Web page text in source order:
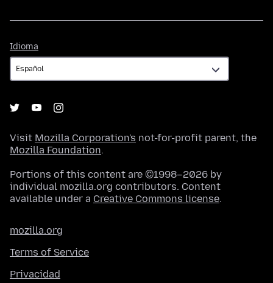
Idioma
Visit Mozilla Corporation's not-for-profit parent, the
Mozilla Foundation.
Portions of this content are ©1998–2026 by
individual mozilla.org contributors. Content
available under a Creative Commons license.
mozilla.org
Terms of Service
Privacidad